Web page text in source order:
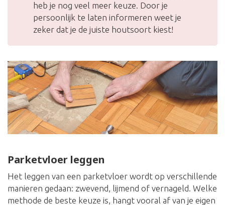
heb je nog veel meer keuze. Door je
persoonlijk te laten informeren weet je
zeker dat je de juiste houtsoort kiest!
Parketvloer leggen
Het leggen van een parketvloer wordt op verschillende
manieren gedaan: zwevend, lijmend of vernageld. Welke
methode de beste keuze is, hangt vooral af van je eigen